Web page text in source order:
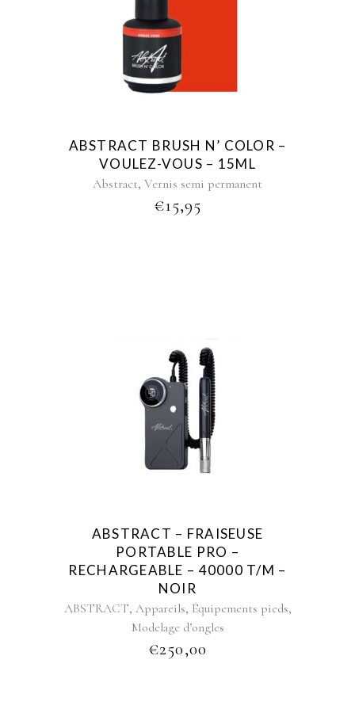
ABSTRACT BRUSH N’ COLOR –
VOULEZ-VOUS – 15ML
Abstract, Vernis semi permanent
€15,95
ABSTRACT – FRAISEUSE
PORTABLE PRO –
RECHARGEABLE – 40000 T/M –
NOIR
ABSTRACT, Appareils, Équipements pieds,
Modelage d’ongles
€250,00